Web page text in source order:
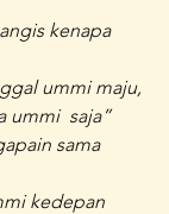
kenapa
ummi maju,
ummi  saja”
sama